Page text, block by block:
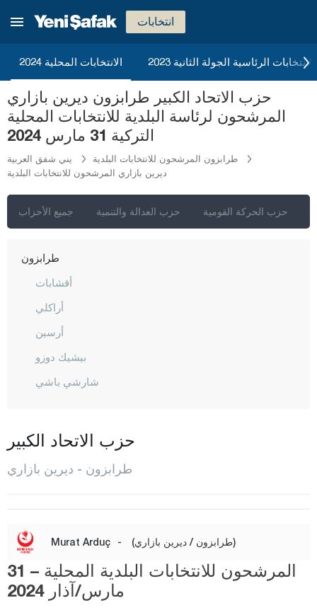
انتخابات
الانتخابات المحلية 2024 2023 الانتخابات الرئاسية الجولة الثانية
حزب الاتحاد الكبير طرابزون ديرين بازاري
المرشحون لرئاسة البلدية للانتخابات المحلية
التركية 31 مارس 2024
يني شفق العربية
طرابزون المرشحون للانتخابات البلدية
ديرين بازاري المرشحون للانتخابات البلدية
جميع الأحزاب حزب العدالة والتنمية حزب الحركة القومية
صقاريا
شانلي أورفا
سيرت
سينوب
شرناق
سيفاس
توكات
طرابزون
أقشابات
أراكلي
أرسين
بيشيك دوزو
شارشي باشي
ديرين بازاري
دوز كوي
كوبري باشي
ماشكا
أورطا حصار
حزب الاتحاد الكبير
طرابزون - ديرين بازاري
Murat Arduç - (طرابزون / ديرين بازاري)
المرشحون للانتخابات البلدية المحلية – 31
مارس/آذار 2024